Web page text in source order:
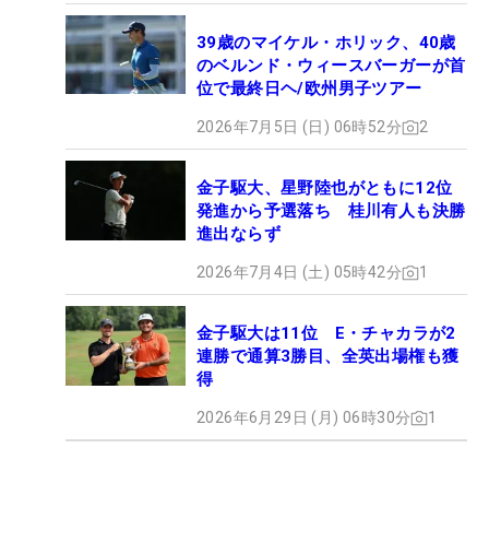
39歳のマイケル・ホリック、40歳
のベルンド・ウィースバーガーが首
位で最終日ヘ/欧州男子ツアー
2026年7月5日 (日) 06時52分 2
金子駆大、星野陸也がともに12位
発進から予選落ち 桂川有人も決勝
進出ならず
2026年7月4日 (土) 05時42分 1
金子駆大は11位 E・チャカラが2
連勝で通算3勝目、全英出場権も獲
得
2026年6月29日 (月) 06時30分 1